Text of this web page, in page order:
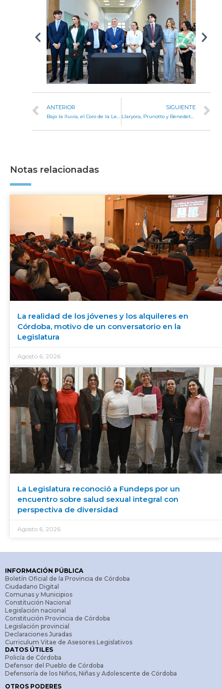
ANTERIOR SIGUIENTE
Llaryora, Prunotto y Benedetti homenajearon a los veteranos y caídos en Malvinas
Notas relacionadas
La realidad de los jóvenes y los alquileres en
Córdoba, motivo de un conversatorio en la
Legislatura
Agosto 6, 2026
La Legislatura reconoció a Fundeps por un
encuentro sobre salud sexual integral con
perspectiva de diversidad
Agosto 6, 2026
INFORMACIÓN PÚBLICA
Boletín Oficial de la Provincia de Córdoba
Ciudadano Digital
Comunas y Municipios
Constitución Nacional
Legislación nacional
Constitución Provincia de Córdoba
Legislación provincial
Declaraciones Juradas
Curriculum Vitae de Asesores Legislativos
DATOS ÚTILES
Policía de Córdoba
Defensor del Pueblo de Córdoba
Defensoría de los Niños, Niñas y Adolescente de Córdoba
OTROS PODERES